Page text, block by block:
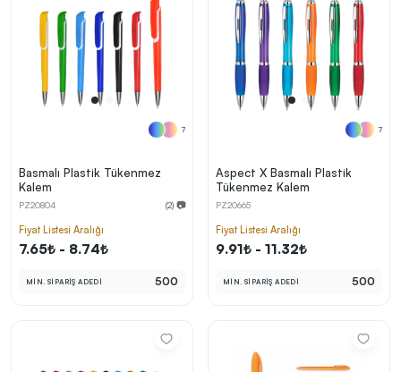
7
Basmalı Plastik Tükenmez
Kalem
PZ20804 (2) 📷
Fiyat Listesi Aralığı
7.65₺ - 8.74₺
MİN. SİPARİŞ ADEDİ 500
7
Aspect X Basmalı Plastik
Tükenmez Kalem
PZ20665
Fiyat Listesi Aralığı
9.91₺ - 11.32₺
MİN. SİPARİŞ ADEDİ 500